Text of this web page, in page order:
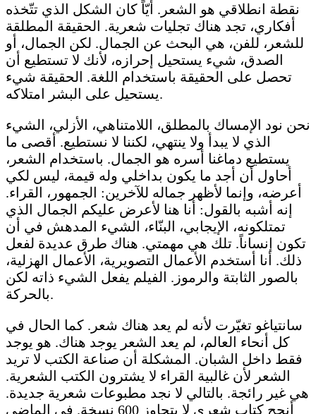
نقطة انطلاقي هو الشعر. أيّاً كان الشكل الذي تتّخذه
أفكاري، تجد هناك تجليات شعرية. الحقيقة المطلقة
للشعر، للفن، هي البحث عن الجمال. لكن الجمال، أو
الصدق، شيء يستحيل إحرازه، لأنك لا تستطيع أن
تحصل على الحقيقة باستخدام اللغة. الحقيقة شيء
يستحيل على البشر امتلاكه.
نحن نود الإمساك بالمطلق، اللامتناهي، الأزلي، الشيء
الذي لا يبدأ ولا ينتهي، لكننا لا نستطيع. أقصى ما
يستطيع دماغنا أسره هو الجمال. باستخدام الشعر،
أحاول أن أجد ما يكون بداخلي وله قيمة، ليس لكي
أعرضه، وإنما لأظهر جماله للآخرين: الجمهور، القراء.
إنه أشبه بالقول: أنا هنا لأعرض عليكم الجمال الذي
تمتلكونه، الإيجابي، البنّاء، الشيء المدهش في أن
تكون إنساناً. تلك هي مهمتي. هناك طرق عديدة لفعل
ذلك. أنا أستخدم الأعمال التصويرية، الأعمال الهزلية،
بالصور الثابتة والرموز. الفيلم يفعل الشيء ذاته لكن
بالحركة.
سانتياغو تغيّرت لأنه لم يعد هناك شعر. كما الحال في
كل أنحاء العالم، لم يعد الشعر يوجد هناك. هو يوجد
فقط داخل الشبان. المشكلة أن صناعة الكتب لا تريد
الشعر لأن غالبية القراء لا يشترون الكتب الشعرية.
هي غير رائجة. بالتالي لا نجد مطبوعات شعرية جديدة.
أنجح كتاب شعري لا يتجاوز 600 نسخة. في الماضي